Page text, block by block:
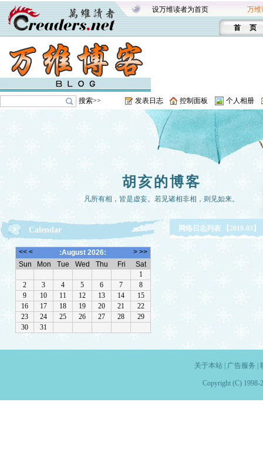
设万维读者为首页 万维
首 页
搜索>> 发表日志 控制面板 个人相册
胡亥的博客
凡所有相，皆是虚妄。若见诸相非相，则见如来。
Calendar 网络日志列表 【2018-03】
关于本站| 广告服务
Copyright (C) 1998-